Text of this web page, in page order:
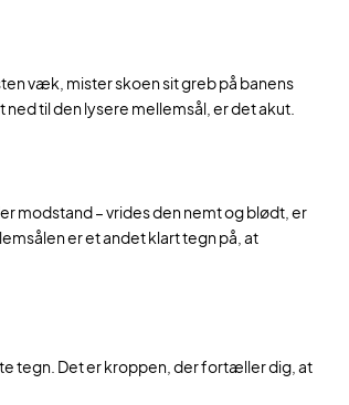
væk, mister skoen sit greb på banens
til den lysere mellemsål, er det akut.
modstand – vrides den nemt og blødt, er
er et andet klart tegn på, at
tegn. Det er kroppen, der fortæller dig, at